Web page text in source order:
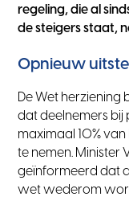
regeling, die al
de steigers staat,
Opnieuw uitstel
De Wet
dat deelnemers bij
maximaal 10%
te nemen. Minister
geïnformeerd dat
wet wederom